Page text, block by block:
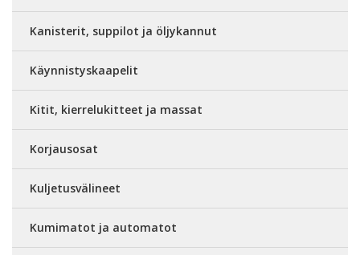
Kanisterit, suppilot ja öljykannut
Käynnistyskaapelit
Kitit, kierrelukitteet ja massat
Korjausosat
Kuljetusvälineet
Kumimatot ja automatot